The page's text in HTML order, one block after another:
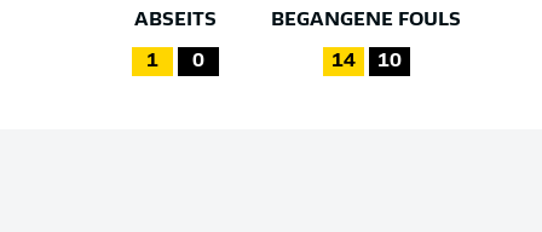
ABSEITS
1 0
BEGANGENE FOULS
14 10